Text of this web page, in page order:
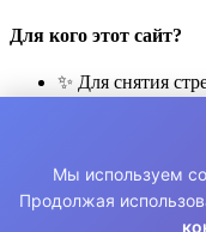
Для кого этот сайт?
✨ Для снятия
🧘 Для
👨‍👩‍👧‍👦 Для
© 2026 Раскраски
Мы используем
Продолжая